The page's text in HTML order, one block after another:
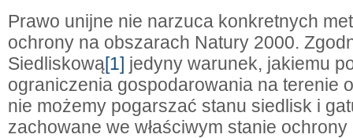
Prawo unijne nie narzuca konkretnych
ochrony na obszarach Natury 2000.
Siedliskową[1] jedyny warunek, jakiemu
ograniczenia gospodarowania na terenie
nie możemy pogarszać stanu siedlisk i
zachowane we właściwym stanie